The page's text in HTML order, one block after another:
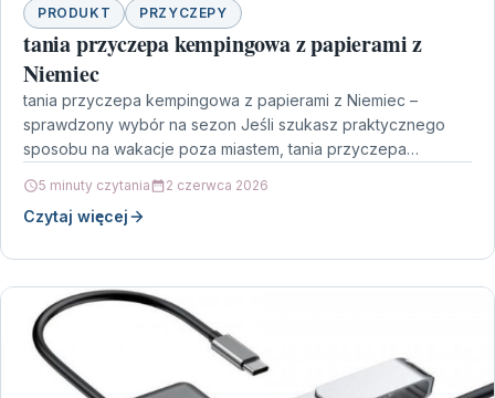
PRODUKT PRZYCZEPY
tania przyczepa kempingowa z papierami z
Niemiec
tania przyczepa kempingowa z papierami z Niemiec –
sprawdzony wybór na sezon Jeśli szukasz praktycznego
sposobu na wakacje poza miastem, tania przyczepa
5 minuty czytania 2 czerwca 2026
Czytaj więcej